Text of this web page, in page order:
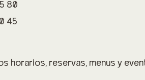
80
45
horarios, reservas, menus y